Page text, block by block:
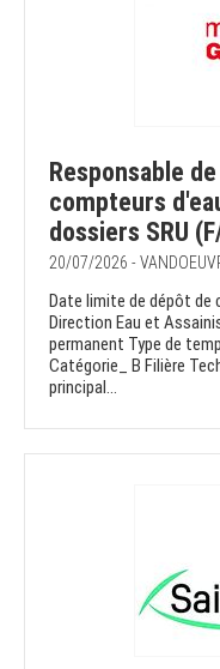
Responsable
compteurs
dossiers SRU
20/07/2026 -
Date limite de dépôt de
Direction Eau et
permanent Type de
Catégorie_ B Filière
principal...